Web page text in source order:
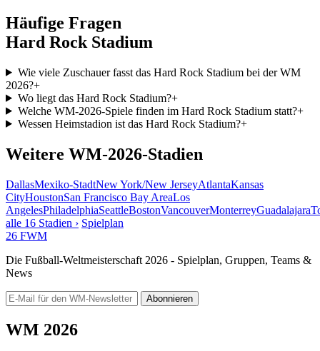
Häufige Fragen
Hard Rock Stadium
Wie viele Zuschauer fasst das Hard Rock Stadium bei der WM
2026?+
Wo liegt das Hard Rock Stadium?+
Welche WM-2026-Spiele finden im Hard Rock Stadium statt?+
Wessen Heimstadion ist das Hard Rock Stadium?+
Weitere WM-2026-Stadien
DallasMexiko-StadtNew York/New JerseyAtlantaKansas
CityHoustonSan Francisco Bay AreaLos
AngelesPhiladelphiaSeattleBostonVancouverMonterreyGuadalajara
alle 16 Stadien › Spielplan
26 FWM
Die Fußball-Weltmeisterschaft 2026 - Spielplan, Gruppen, Teams &
News
Abonnieren
WM 2026